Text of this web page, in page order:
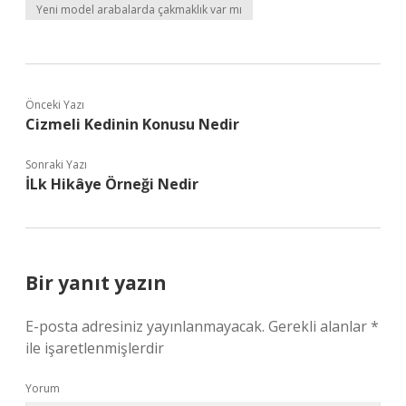
Yeni model arabalarda çakmaklık var mı
Önceki Yazı
Cizmeli Kedinin Konusu Nedir
Sonraki Yazı
İLk Hikâye Örneği Nedir
Bir yanıt yazın
E-posta adresiniz yayınlanmayacak. Gerekli alanlar*
ile işaretlenmişlerdir
Yorum